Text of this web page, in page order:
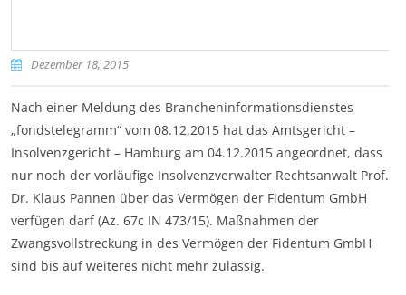
Dezember 18, 2015
Nach einer Meldung des Brancheninformationsdienstes
„fondstelegramm“ vom 08.12.2015 hat das Amtsgericht –
Insolvenzgericht – Hamburg am 04.12.2015 angeordnet, dass
nur noch der vorläufige Insolvenzverwalter Rechtsanwalt Prof.
Dr. Klaus Pannen über das Vermögen der Fidentum GmbH
verfügen darf (Az. 67c IN 473/15). Maßnahmen der
Zwangsvollstreckung in des Vermögen der Fidentum GmbH
sind bis auf weiteres nicht mehr zulässig.